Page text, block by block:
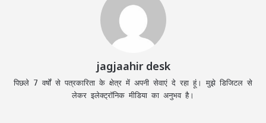
jagjaahir desk
पिछले 7 वर्षों से पत्रकारिता के क्षेत्र में अपनी सेवाएं दे रहा हूं। मुझे डिजिटल से
लेकर इलेक्ट्रॉनिक मीडिया का अनुभव है।